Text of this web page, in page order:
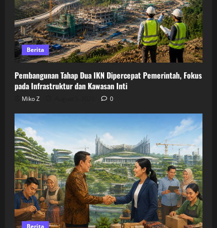
Berita
Pembangunan Tahap Dua IKN Dipercepat Pemerintah, Fokus
pada Infrastruktur dan Kawasan Inti
Miko Z 0